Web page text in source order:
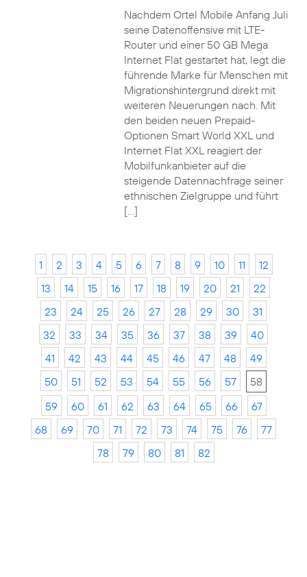
Nachdem Ortel Mobile Anfang Juli
seine Datenoffensive mit LTE-
Router und einer 50 GB Mega
Internet Flat gestartet hat, legt die
führende Marke für Menschen mit
Migrationshintergrund direkt mit
weiteren Neuerungen nach. Mit
den beiden neuen Prepaid-
Optionen Smart World XXL und
Internet Flat XXL reagiert der
Mobilfunkanbieter auf die
steigende Datennachfrage seiner
ethnischen Zielgruppe und führt
[…]
1 2 3 4 5 6 7 8 9 10 11
12
13
14 15 16 17 18 19 20 21
22
23
24 25 26 27 28 29 30
31
32
33 34 35 36 37 38 39
40
41
42 43 44 45 46 47 48
49
50
51 52 53 54 55 56 57
58
59
60 61 62 63 64 65 66
67
68
69 70 71 72 73 74 75 76
77
78
79 80 81 82